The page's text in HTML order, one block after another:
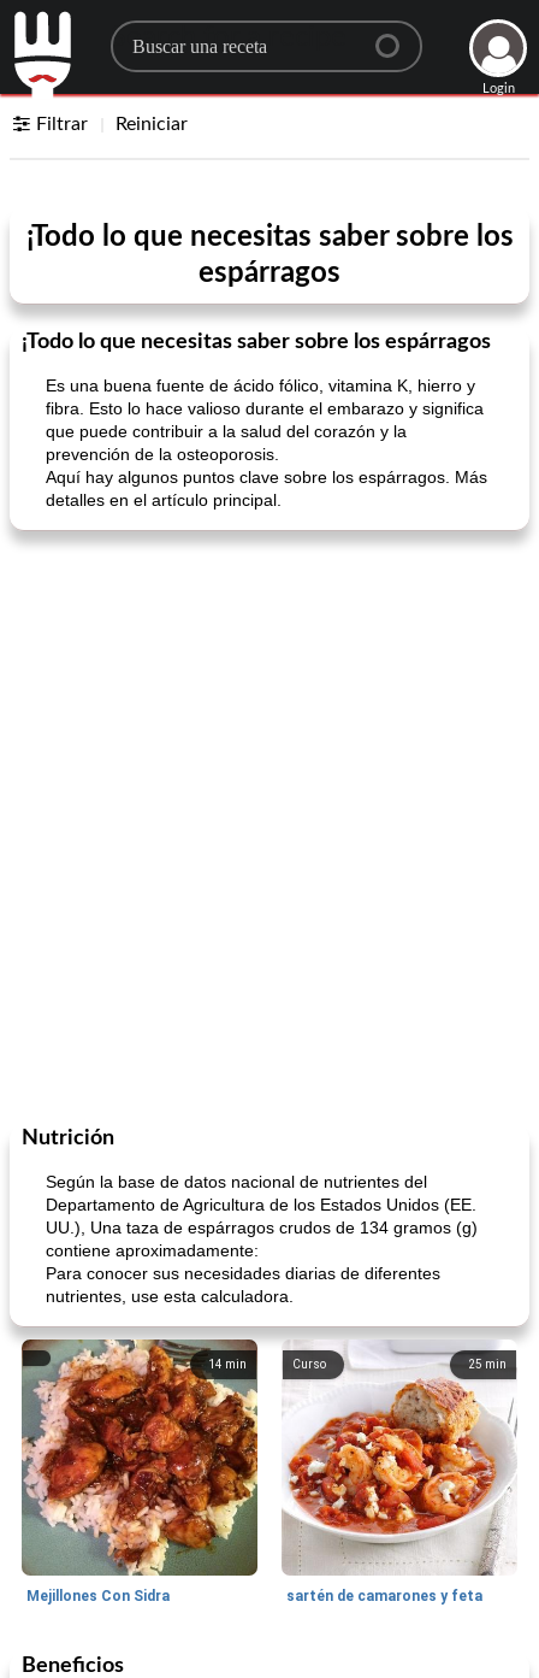
Search for a recipe
Login
Filtrar Reiniciar
¡Todo lo que necesitas saber sobre los
espárragos
¡Todo lo que necesitas saber sobre los espárragos
Es una buena fuente de ácido fólico, vitamina K, hierro y
fibra. Esto lo hace valioso durante el embarazo y significa
que puede contribuir a la salud del corazón y la
prevención de la osteoporosis.
Aquí hay algunos puntos clave sobre los espárragos. Más
detalles en el artículo principal.
Nutrición
Según la base de datos nacional de nutrientes del
Departamento de Agricultura de los Estados Unidos (EE.
UU.), Una taza de espárragos crudos de 134 gramos (g)
contiene aproximadamente:
Para conocer sus necesidades diarias de diferentes
nutrientes, use esta calculadora.
14 min
Mejillones Con Sidra
25 min
Curso
sartén de camarones y feta
Sopas, Guisos Y Chili
Beneficios